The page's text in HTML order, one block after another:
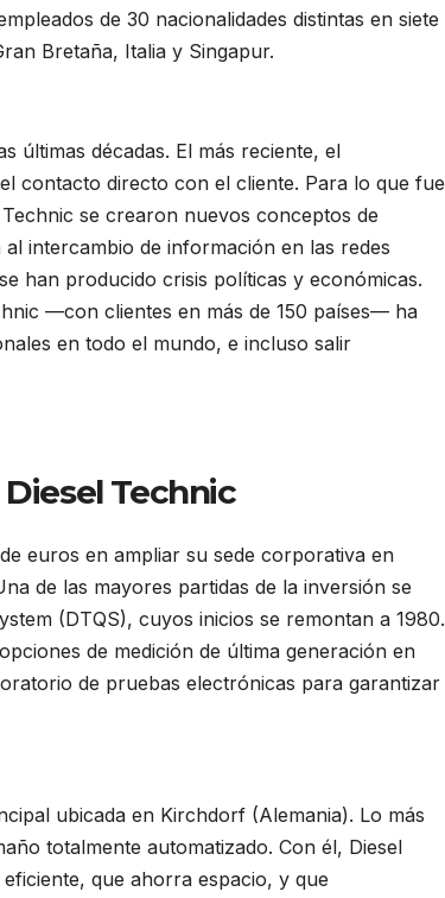
de 30 nacionalidades distintas en siete
Bretaña, Italia y Singapur.
últimas décadas. El más reciente, el
contacto directo con el cliente. Para lo que fue
se crearon nuevos conceptos de
intercambio de información en las redes
han producido crisis políticas y económicas.
—con clientes en más de 150 países— ha
en todo el mundo, e incluso salir
Technic
euros en ampliar su sede corporativa en
de las mayores partidas de la inversión se
(DTQS), cuyos inicios se remontan a 1980.
de medición de última generación en
de pruebas electrónicas para garantizar
ubicada en Kirchdorf (Alemania). Lo más
totalmente automatizado. Con él, Diesel
que ahorra espacio, y que